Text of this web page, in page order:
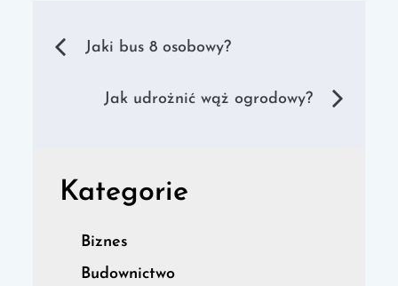
Nawigacja
wpisu
Jaki bus 8 osobowy?
Jak udrożnić wąż ogrodowy?
Kategorie
Biznes
Budownictwo